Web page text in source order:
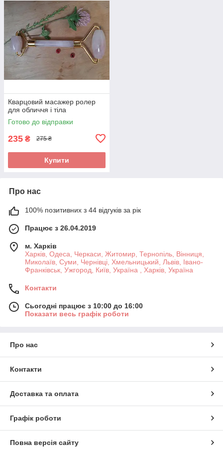
Кварцовий масажер ролер
для обличчя і тіла
Готово до відправки
235 ₴ 275 ₴
Купити
Про нас
100% позитивних з 44 відгуків за рік
Працює з 26.04.2019
м. Харків
Харків, Одеса, Черкаси, Житомир, Тернопіль, Вінниця,
Миколаїв, Суми, Чернівці, Хмельницький, Львів, Івано-
Франківськ, Ужгород, Київ, Україна , Харків, Україна
Контакти
Сьогодні працює з 10:00 до 16:00
Показати весь графік роботи
Про нас
Контакти
Доставка та оплата
Графік роботи
Повна версія сайту